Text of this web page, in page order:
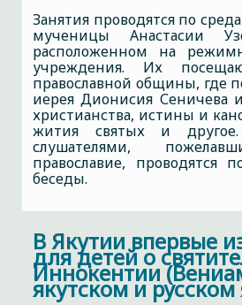
Занятия проводятся по
мученицы Анастасии
расположенном на
учреждения. Их
православной общины, где
иерея Дионисия Сеничева
христианства, истины и
жития святых и
слушателями,
православие, проводятся
беседы.
В Якутии впервые
для детей о
Иннокентии
якутском и русском